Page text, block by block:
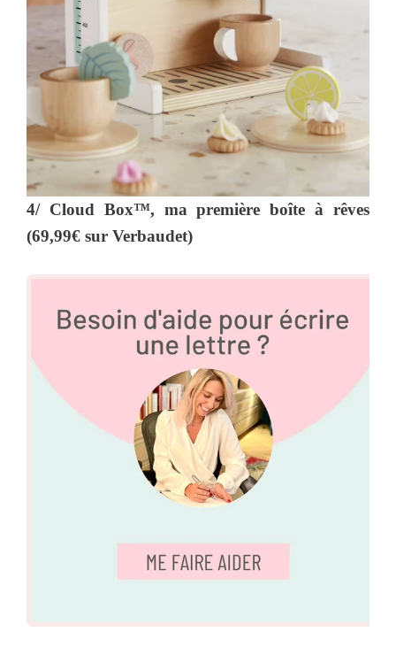
4/ Cloud Box™, ma première boîte à rêves
(69,99€ sur Verbaudet)